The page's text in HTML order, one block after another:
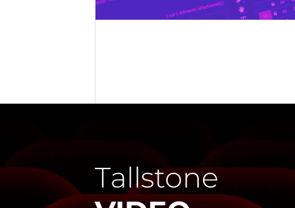
Tallstone